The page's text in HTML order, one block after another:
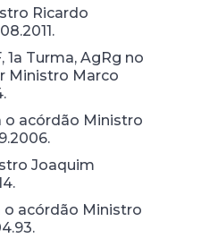
Ricardo
1a Turma, AgRg no
Ministro Marco
o acórdão Ministro
Joaquim
o acórdão Ministro